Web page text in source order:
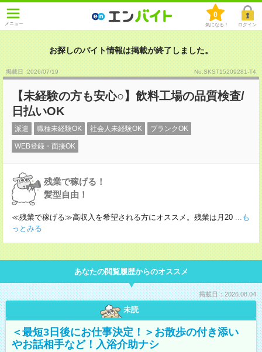
メニュー
0
気になる！ ログイン
お探しのバイト情報は掲載が終了しました。
掲載日 :2026/07/19 No.SKST15209281-T4
【未経験の方も安心○】飲料工場の品質検査/
日払いOK
派遣 職種未経験OK 社会人未経験OK ブランクOK
WEB登録・面接OK
残業で稼げる！
髪型自由！
≪残業で稼げる≫高収入を希望される方にオススメ。残業は月20 ...も
っとみる
あなたの閲覧履歴からのオススメ
掲載日：2026.08.04
未読
＜最短3日後にお仕事決定！＞お散歩の付き添い
やお話相手など！入浴介助ナシ